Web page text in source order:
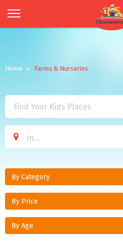
Home Farms & Nurseries
By Category
By Price
By Age